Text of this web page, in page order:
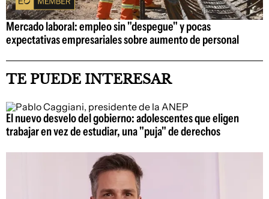
Mercado laboral: empleo sin "despegue" y pocas
expectativas empresariales sobre aumento de personal
TE PUEDE INTERESAR
El nuevo desvelo del gobierno: adolescentes que eligen
trabajar en vez de estudiar, una "puja" de derechos